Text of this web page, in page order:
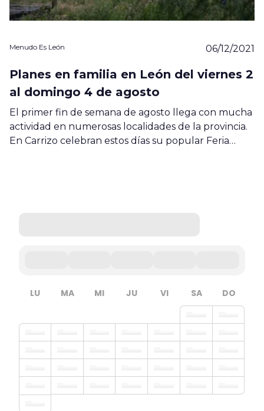
Menudo Es León 06/12/2021
Planes en familia en León del viernes 2
al domingo 4 de agosto
El primer fin de semana de agosto llega con mucha
actividad en numerosas localidades de la provincia.
En Carrizo celebran estos días su popular Feria…
LU MA MI JU VI SA DO